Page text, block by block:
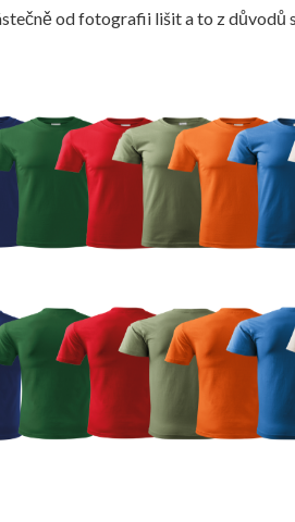
od fotografii lišit a to z